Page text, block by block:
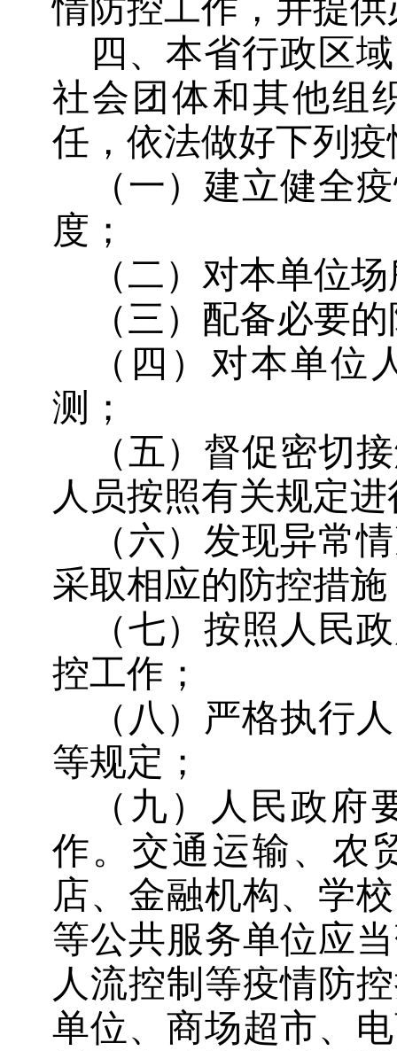
情防控工作，并提
四、本省行政区
社会团体和其他组
任，依法做好下列
（一）建立健全
度；
（二）对本单位
（三）配备必要
（四）对本单位
测；
（五）督促密切
人员按照有关规定
（六）发现异常
采取相应的防控措施
（七）按照人民
控工作；
（八）严格执行
等规定；
（九）人民政府
作。交通运输、农
店、金融机构、学
等公共服务单位应
人流控制等疫情防
单位、商场超市、